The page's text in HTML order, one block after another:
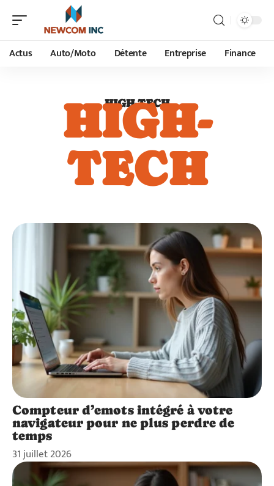
Actus Auto/Moto Détente Entreprise Finance
HIGH-TECH
HIGH-
TECH
Compteur d’emots intégré à votre
navigateur pour ne plus perdre de
temps
31 juillet 2026